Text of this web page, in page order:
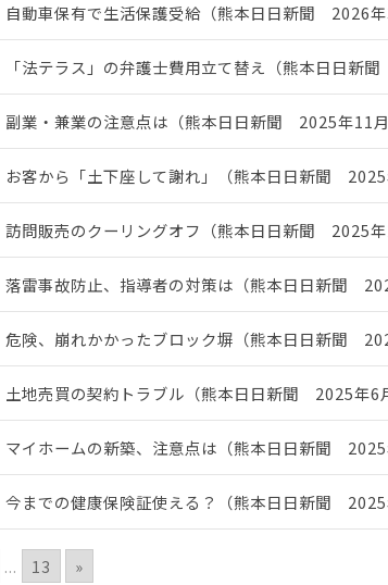
自動車保有で生活保護受給（熊本日日新聞 2026年
「法テラス」の弁護士費用立て替え（熊本日日新
副業・兼業の注意点は（熊本日日新聞 2025年11月
お客から「土下座して謝れ」（熊本日日新聞 2025
訪問販売のクーリングオフ（熊本日日新聞 2025年
落雷事故防止、指導者の対策は（熊本日日新聞
危険、崩れかかったブロック塀（熊本日日新聞
土地売買の契約トラブル（熊本日日新聞 2025年6
マイホームの新築、注意点は（熊本日日新聞 2025
今までの健康保険証使える？（熊本日日新聞 2025
... 13 »